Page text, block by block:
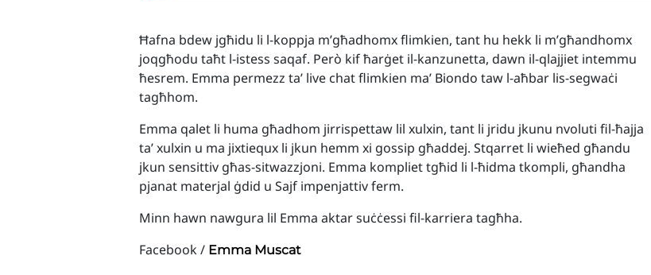
Ħafna bdew jgħidu li l-koppja m’għadhomx flimkien, tant hu hekk li m’għandhomx
joqgħodu taħt l-istess saqaf. Però kif ħarġet il-kanzunetta, dawn il-qlajjiet intemmu
ħesrem. Emma permezz ta’ live chat flimkien ma’ Biondo taw l-aħbar lis-segwaċi
tagħhom.
Emma qalet li huma għadhom jirrispettaw lil xulxin, tant li jridu jkunu nvoluti fil-ħajja
ta’ xulxin u ma jixtiequx li jkun hemm xi gossip għaddej. Stqarret li wieħed għandu
jkun sensittiv għas-sitwazzjoni. Emma kompliet tgħid li l-ħidma tkompli, għandha
pjanat materjal ġdid u Sajf impenjattiv ferm.
Minn hawn nawgura lil Emma aktar suċċessi fil-karriera tagħha.
Facebook / Emma Muscat